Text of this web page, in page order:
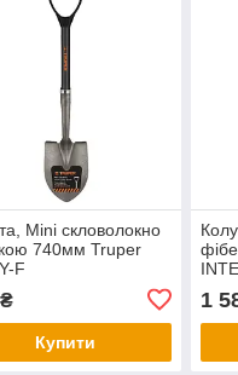
Mini скловолокно
740мм Truper
F
Купити
1